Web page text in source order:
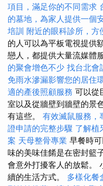
項目，滿足你的不同需求
的墓地，為家人提供一個
培訓 附近的眼科診所，方
的人可以為平板電視提供
戀人，都提供大量流媒體
的聚會增色不少 找台北會
免雨水滲漏影響您的居住
適的產後照顧服務 可以從
室以及從牆壁到牆壁的景
有這些。 有效滅鼠服務，
證申請的完整步驟 了解植
案 天母整骨專業 早餐時
味的美味佳餚是在密封籃
會意外打擾客人的放鬆。
續的生活方式。 多樣化餐